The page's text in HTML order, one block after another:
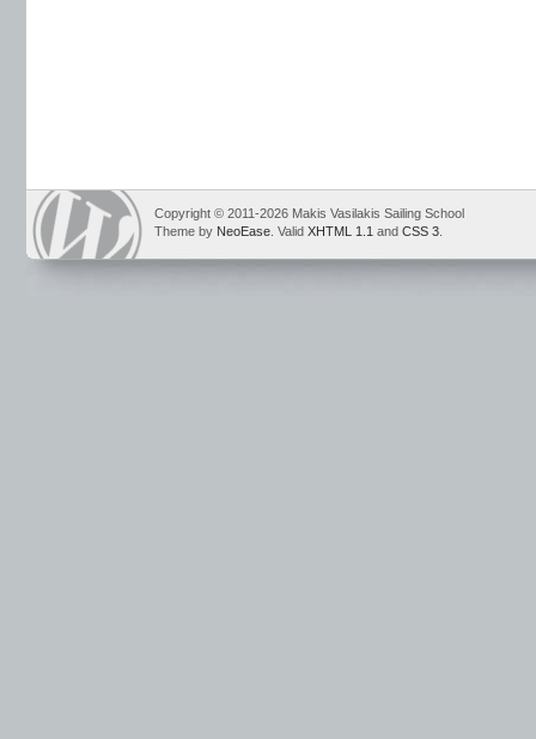
Copyright © 2011-2026 Makis Vasilakis Sailing School
Theme by NeoEase . Valid XHTML 1.1 and CSS 3